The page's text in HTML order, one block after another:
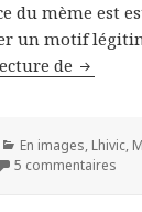
du mème est
un motif
de
Catégories
En images, Lhivic,
5 commentaires